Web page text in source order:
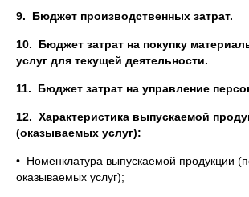
9. Бюджет производственных затрат.
10. Бюджет затрат на покупку
услуг для текущей деятельности.
11. Бюджет затрат на управление
12. Характеристика выпускаемой
(оказываемых услуг):
• Номенклатура выпускаемой продукции
оказываемых услуг);